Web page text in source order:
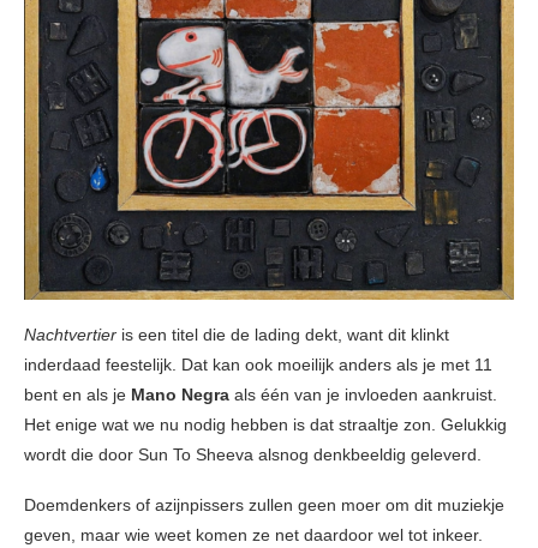
Nachtvertier is een titel die de lading dekt, want dit klinkt
inderdaad feestelijk. Dat kan ook moeilijk anders als je met 11
bent en als je Mano Negra als één van je invloeden aankruist.
Het enige wat we nu nodig hebben is dat straaltje zon. Gelukkig
wordt die door Sun To Sheeva alsnog denkbeeldig geleverd.
Doemdenkers of azijnpissers zullen geen moer om dit muziekje
geven, maar wie weet komen ze net daardoor wel tot inkeer.